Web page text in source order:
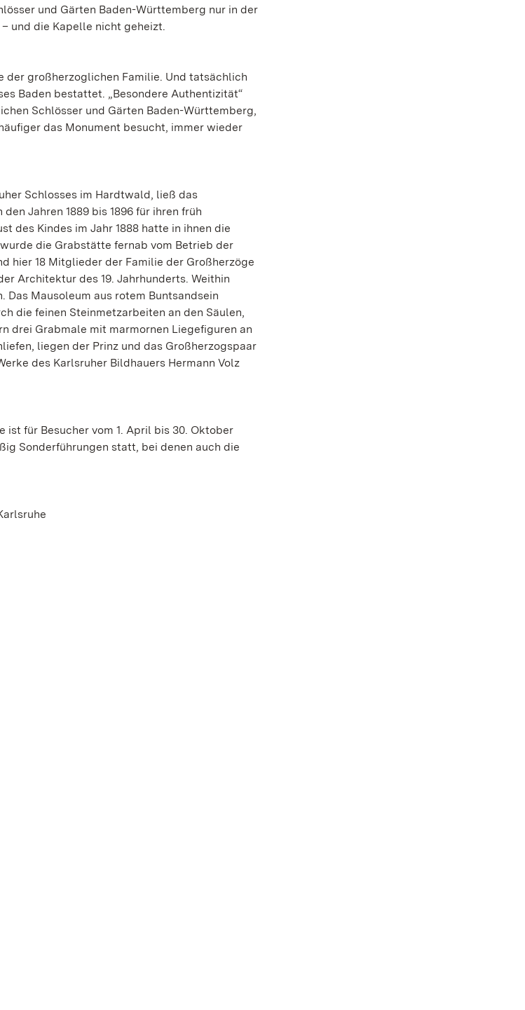
und Gärten Baden-Württemberg nur in der
und die Kapelle nicht geheizt.
der großherzoglichen Familie. Und tatsächlich
Baden bestattet. „Besondere Authentizität“
Schlösser und Gärten Baden-Württemberg,
das Monument besucht, immer wieder
Schlosses im Hardtwald, ließ das
Jahren 1889 bis 1896 für ihren früh
des Kindes im Jahr 1888 hatte in ihnen die
die Grabstätte fernab vom Betrieb der
hier 18 Mitglieder der Familie der Großherzöge
Architektur des 19. Jahrhunderts. Weithin
Das Mausoleum aus rotem Buntsandsein
die feinen Steinmetzarbeiten an den Säulen,
drei Grabmale mit marmornen Liegefiguren an
liegen der Prinz und das Großherzogspaar
des Karlsruher Bildhauers Hermann Volz
für Besucher vom 1. April bis 30. Oktober
Sonderführungen statt, bei denen auch die